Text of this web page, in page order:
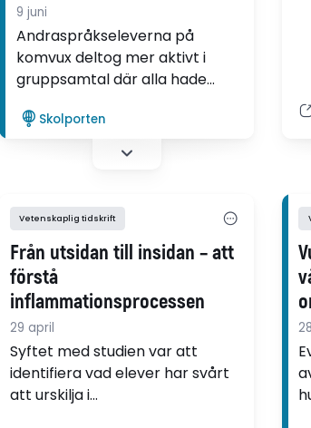
9 juni
Andraspråkseleverna på
komvux deltog mer aktivt i
gruppsamtal där alla hade
visar Eva-Lena Ståls avhandling
om hur vuxna elever i vård- och
utveckla yrkeskunskaper.
Skolporten
Vetenskaplig tidskrift
Från utsidan till insidan – att
förstå
inflammationsprocessen
29 april
Syftet med studien var att
identifiera vad elever har svårt
att urskilja i